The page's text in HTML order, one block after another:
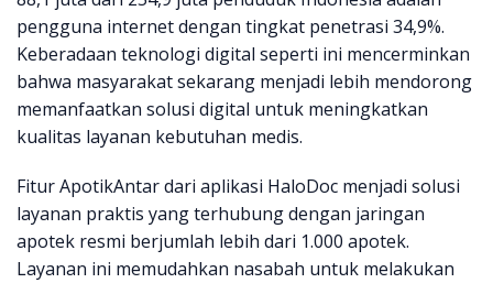
pengguna internet dengan tingkat penetrasi 34,9%.
Keberadaan teknologi digital seperti ini mencerminkan
bahwa masyarakat sekarang menjadi lebih mendorong
memanfaatkan solusi digital untuk meningkatkan
kualitas layanan kebutuhan medis.
Fitur ApotikAntar dari aplikasi HaloDoc menjadi solusi
layanan praktis yang terhubung dengan jaringan
apotek resmi berjumlah lebih dari 1.000 apotek.
Layanan ini memudahkan nasabah untuk melakukan